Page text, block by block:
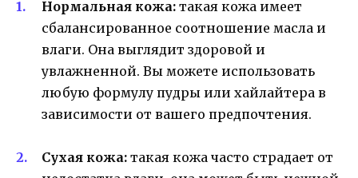
Нормальная кожа: такая кожа имеет
сбалансированное соотношение масла и
влаги. Она выглядит здоровой и
увлажненной. Вы можете использовать
любую формулу пудры или хайлайтера в
зависимости от вашего предпочтения.
Сухая кожа: такая кожа часто страдает от